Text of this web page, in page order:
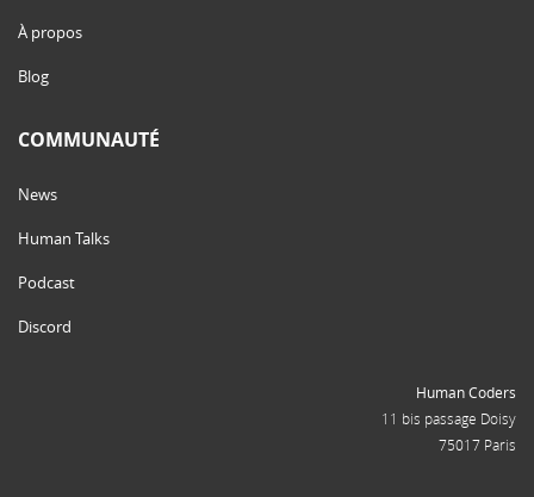
À propos
Blog
COMMUNAUTÉ
News
Human Talks
Podcast
Discord
Human Coders
11 bis passage Doisy
75017 Paris